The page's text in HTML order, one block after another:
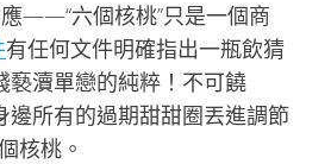
應——“六個核桃”只是一個商
有任何文件明確指出一瓶飲猜
褻瀆單戀的純粹！不可饒
邊所有的過期甜甜圈丟進調節
核桃。